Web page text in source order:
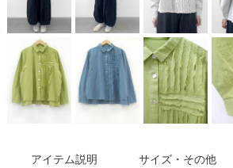
アイテム説明 サイズ・その他